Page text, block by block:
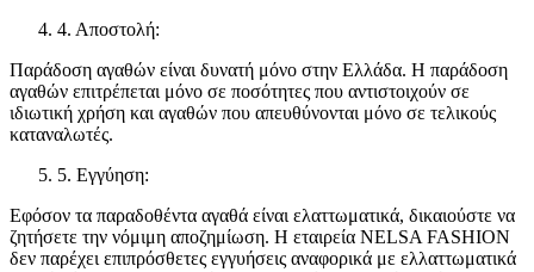
4. Αποστολή:
Παράδοση αγαθών είναι δυνατή μόνο στην Ελλάδα. Η παράδοση
αγαθών επιτρέπεται μόνο σε ποσότητες που αντιστοιχούν σε
ιδιωτική χρήση και αγαθών που απευθύνονται μόνο σε τελικούς
καταναλωτές.
5. Εγγύηση:
Εφόσον τα παραδοθέντα αγαθά είναι ελαττωματικά, δικαιούστε να
ζητήσετε την νόμιμη αποζημίωση. Η εταιρεία NELSA FASHION
δεν παρέχει επιπρόσθετες εγγυήσεις αναφορικά με ελλαττωματικά